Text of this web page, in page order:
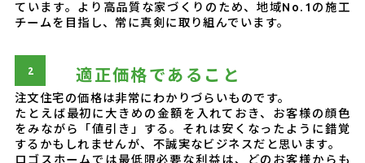
ています。より高品質な家づくりのため、地域No.1の施工
チームを目指し、常に真剣に取り組んでいます。
適正価格であること
注文住宅の価格は非常にわかりづらいものです。
たとえば最初に大きめの金額を入れておき、お客様の顔色
をみながら「値引き」する。それは安くなったように錯覚
するかもしれませんが、不誠実なビジネスだと思います。
ロゴスホームでは最低限必要な利益は、どのお客様からも